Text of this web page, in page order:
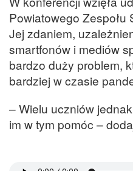
Powiatowego Zespołu
Jej zdaniem,
smartfonów i mediów
bardzo duży problem,
bardziej w czasie
– Wielu uczniów
im w tym pomóc –